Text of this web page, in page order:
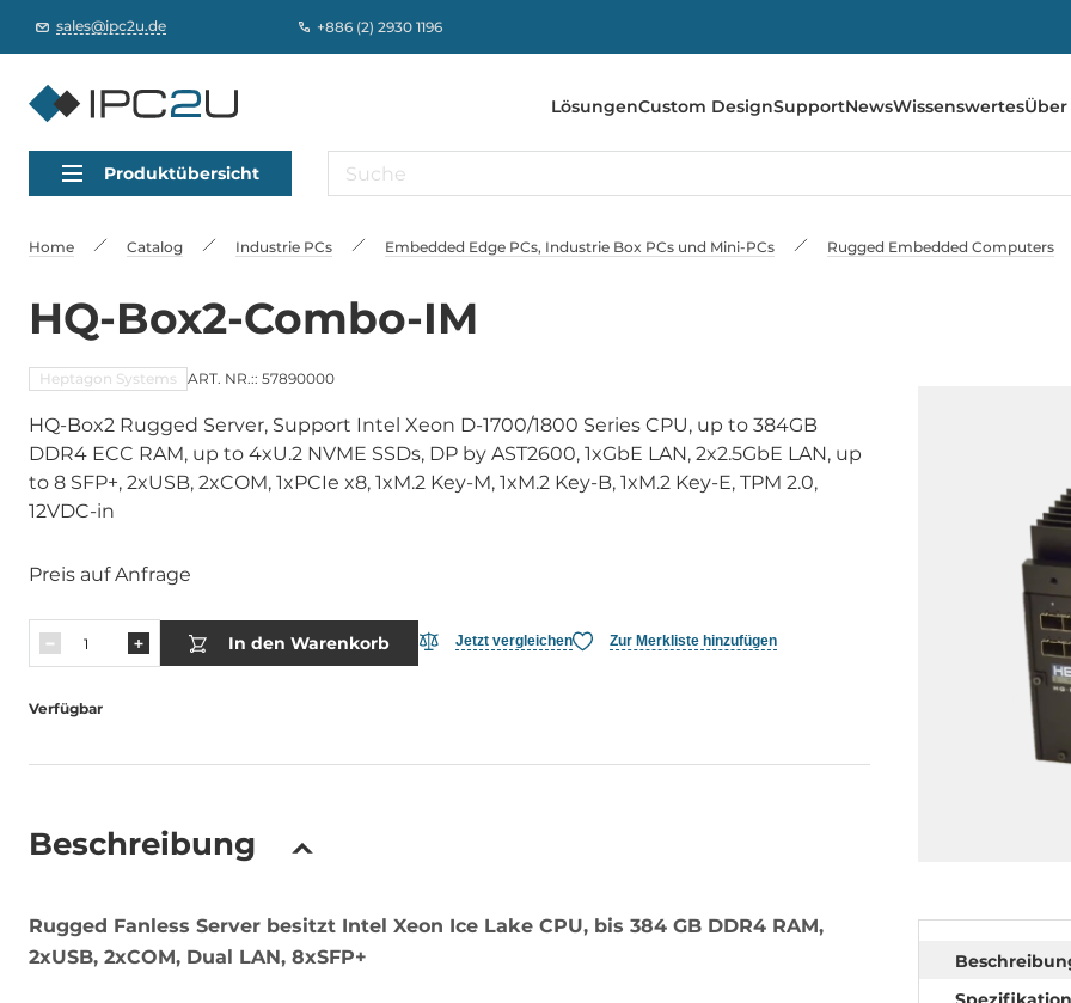
sales@ipc2u.de +886 (2) 2930 1196
LösungenCustom DesignSupportNewsWissenswertes
Produktübersicht
Home Catalog Industrie PCs Embedded Edge PCs, Industrie Box PCs und Mini-PCs Rugged Embedded Computers
HQ-Box2-Combo-IM
Heptagon Systems ART. NR.:: 57890000
HQ-Box2 Rugged Server, Support Intel Xeon D-1700/1800 Series CPU, up to 384GB
DDR4 ECC RAM, up to 4xU.2 NVME SSDs, DP by AST2600, 1xGbE LAN, 2x2.5GbE LAN, up
to 8 SFP+, 2xUSB, 2xCOM, 1xPCIe x8, 1xM.2 Key-M, 1xM.2 Key-B, 1xM.2 Key-E, TPM 2.0,
12VDC-in
Preis auf Anfrage
In den Warenkorb Jetzt vergleichen Zur Merkliste hinzufügen
Verfügbar
Beschreibung
Rugged Fanless Server besitzt Intel Xeon Ice Lake CPU, bis 384 GB DDR4 RAM,
2xUSB, 2xCOM, Dual LAN, 8xSFP+